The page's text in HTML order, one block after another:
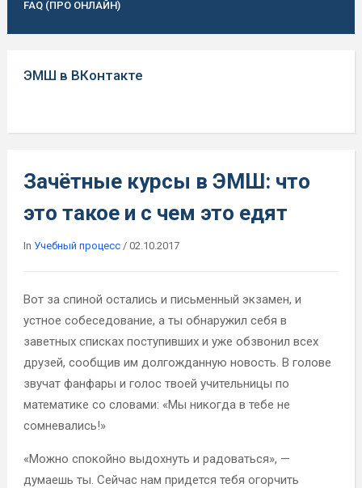
FAQ (ПРО ОНЛАЙН)
ЭМШ в ВКонтакте
Зачётные курсы в ЭМШ: что
это такое и с чем это едят
In Учебный процесс/ 02.10.2017
Вот за спиной остались и письменный экзамен, и
устное собеседование, а ты обнаружил себя в
заветных списках поступивших и уже обзвонил всех
друзей, сообщив им долгожданную новость. В голове
звучат фанфары и голос твоей учительницы по
математике со словами: «Мы никогда в тебе не
сомневались!»
«Можно спокойно выдохнуть и радоваться», —
думаешь ты. Сейчас нам придется тебя огорчить